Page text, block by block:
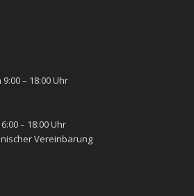
– 18:00 Uhr
– 18:00 Uhr
Vereinbarung